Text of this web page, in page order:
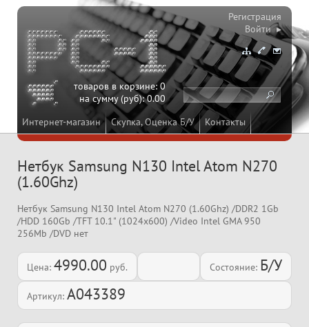
Интернет-магазин Скупка, Оценка Б/У Контакты
товаров в корзине:0
на сумму (руб):0.00
Регистрация
Войти ▸
Нетбук Samsung N130 Intel Atom N270
(1.60Ghz)
Нетбук Samsung N130 Intel Atom N270 (1.60Ghz) /DDR2 1Gb
/HDD 160Gb /TFT 10.1" (1024x600) /Video Intel GMA 950
256Mb /DVD нет
Цена: 4990.00 руб. Состояние: Б/У
Артикул: A043389